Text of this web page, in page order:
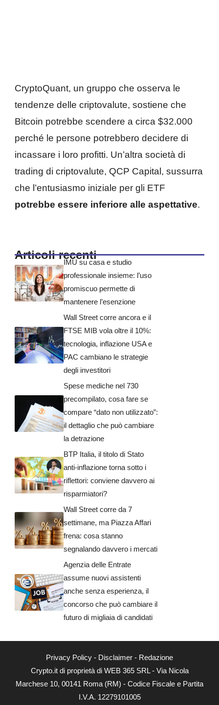
CryptoQuant, un gruppo che osserva le
tendenze delle criptovalute, sostiene che
Bitcoin potrebbe scendere a circa $32.000
perché le persone potrebbero decidere di
incassare i loro profitti. Un’altra società di
trading di criptovalute, QCP Capital, sussurra
che l’entusiasmo iniziale per gli ETF
potrebbe essere inferiore alle aspettative.
Articoli recenti
IMU su casa e studio
professionale insieme: l’uso
promiscuo permette di
mantenere l’esenzione
Wall Street corre ancora e il
FTSE MIB vola oltre il 10%:
tecnologia, inflazione USA e
PAC cambiano le strategie
degli investitori
Spese mediche nel 730
precompilato, cosa fare se
compare “dato non utilizzato”:
il dettaglio che può cambiare
la detrazione
BTP Italia, il titolo di Stato
anti-inflazione torna sotto i
riflettori: conviene davvero ai
risparmiatori?
Wall Street corre da 7
settimane, ma Piazza Affari
frena: cosa stanno
segnalando davvero i mercati
Agenzia delle Entrate
assume nuovi assistenti
anche senza esperienza, il
concorso che può cambiare il
futuro di migliaia di candidati
Privacy Policy - Disclaimer - Redazione
Crypto.it di proprietà di WEB 365 SRL - Via Nicola
Marchese 10, 00141 Roma (RM) - Codice Fiscale e Partita
I.V.A. 12279101005